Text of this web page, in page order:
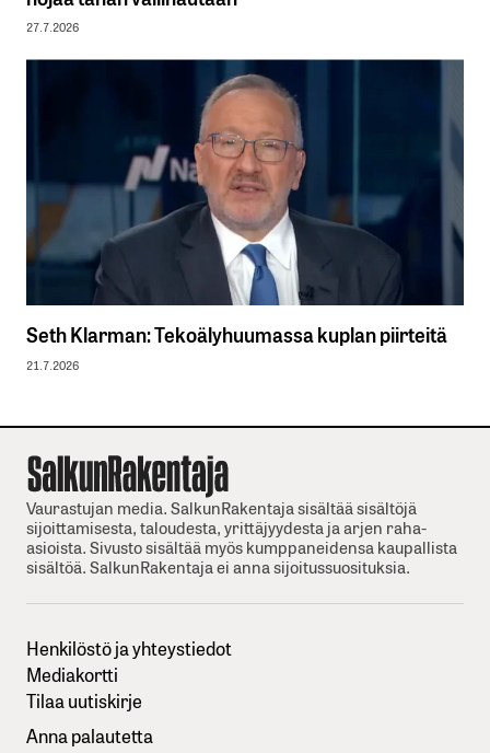
27.7.2026
Seth Klarman: Tekoälyhuumassa kuplan piirteitä
21.7.2026
Vaurastujan media. SalkunRakentaja sisältää sisältöjä
sijoittamisesta, taloudesta, yrittäjyydesta ja arjen raha-
asioista. Sivusto sisältää myös kumppaneidensa kaupallista
sisältöä. SalkunRakentaja ei anna sijoitussuosituksia.
Henkilöstö ja yhteystiedot
Mediakortti
Tilaa uutiskirje
Anna palautetta